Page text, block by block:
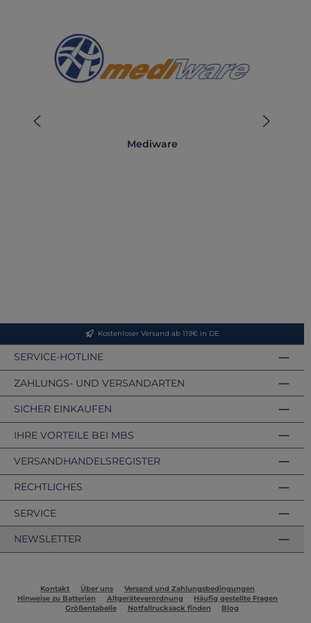
Mediware
Kostenloser Versand ab 119€ in DE
SERVICE-HOTLINE
ZAHLUNGS- UND VERSANDARTEN
VERSANDHANDELSREGISTER
SICHER EINKAUFEN
IHRE VORTEILE BEI MBS
RECHTLICHES
SERVICE
NEWSLETTER
Kontakt Über uns
Versand und Zahlungsbedingungen
Hinweise zu Batterien
Altgeräteverordnung
Häufig gestellte Fragen
Größentabelle
Notfallrucksack finden Blog